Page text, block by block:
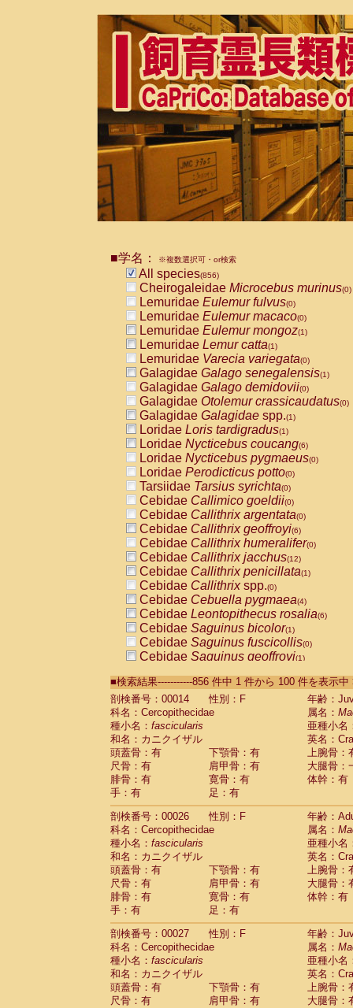
■学名： ※複数選択可・or検索
All species(856)
Cheirogaleidae Microcebus murinus(0)
Lemuridae Eulemur fulvus(0)
Lemuridae Eulemur macaco(0)
Lemuridae Eulemur mongoz(1)
Lemuridae Lemur catta(1)
Lemuridae Varecia variegata(0)
Galagidae Galago senegalensis(1)
Galagidae Galago demidovii(0)
Galagidae Otolemur crassicaudatus(0)
Galagidae Galagidae spp.(1)
Loridae Loris tardigradus(1)
Loridae Nycticebus coucang(6)
Loridae Nycticebus pygmaeus(0)
Loridae Perodicticus potto(0)
Tarsiidae Tarsius syrichta(0)
Cebidae Callimico goeldii(0)
Cebidae Callithrix argentata(0)
Cebidae Callithrix geoffroyi(6)
Cebidae Callithrix humeralifer(0)
Cebidae Callithrix jacchus(12)
Cebidae Callithrix penicillata(1)
Cebidae Callithrixspp.(0)
Cebidae Cebuella pygmaea(4)
Cebidae Leontopithecus rosalia(6)
Cebidae Saguinus bicolor(1)
Cebidae Saguinus fuscicollis(0)
Cebidae Saguinus geoffroyi(1)
CebidaeSaguinus labiatus(0)
Cebidae Saguinus leucopus (2)
CebidaeSaguinus midas
CebidaeSaguinus mystax
CebidaeSaguinus nigricollis (22)
Cebidae Saguinus oedipus
Cebidae Saguinus weddelli
Cebidae Saguinusspp.
Cebidae Aotus trivirgatus
Cebidae Cebus albifrons
CebidaeCebus apella
CebidaeCebus capucinus
CebidaeCebus nigrivittatus
Cebidae Cebusspp.(0)
Cebidae Saimiri boliviensis
Cebidae Saimiri sciureus
Atelidae Alouatta caraya
AtelidaeAlouatta fusca
Atelidae Alouatta seniculus
AtelidaeAlouatta
AtelidaeAteles belzebuth
Atelidae Ateles geoffroyi
Atelidae Ateles paniscus
■検索結果-----------856 件中 1 件から 100 件を表示
剖検番号：00014
性別：F
年齢：
科名：Cercopithecidae
属名：
種小名： fascicularis
亜種小名
和名：カニクイザル
英名：
頭蓋骨：有
下顎骨：有
上腕骨：
尺骨：有
肩甲骨：有
大腿骨：
腓骨：有
寛骨：有
体幹：有
手：有
足：有
剖検番号：00026
性別：F
年齢：
科名：Cercopithecidae
属名：
種小名： fascicularis
亜種小名
和名：カニクイザル
英名：
頭蓋骨：有
下顎骨：有
上腕骨：
尺骨：有
肩甲骨：有
大腿骨：
腓骨：有
寛骨：有
体幹：有
手：有
足：有
剖検番号：00027
性別：F
年齢：
科名：Cercopithecidae
属名：
種小名： fascicularis
亜種小名
和名：カニクイザル
英名：
頭蓋骨：有
下顎骨：有
上腕骨：
尺骨：有
肩甲骨：有
大腿骨：